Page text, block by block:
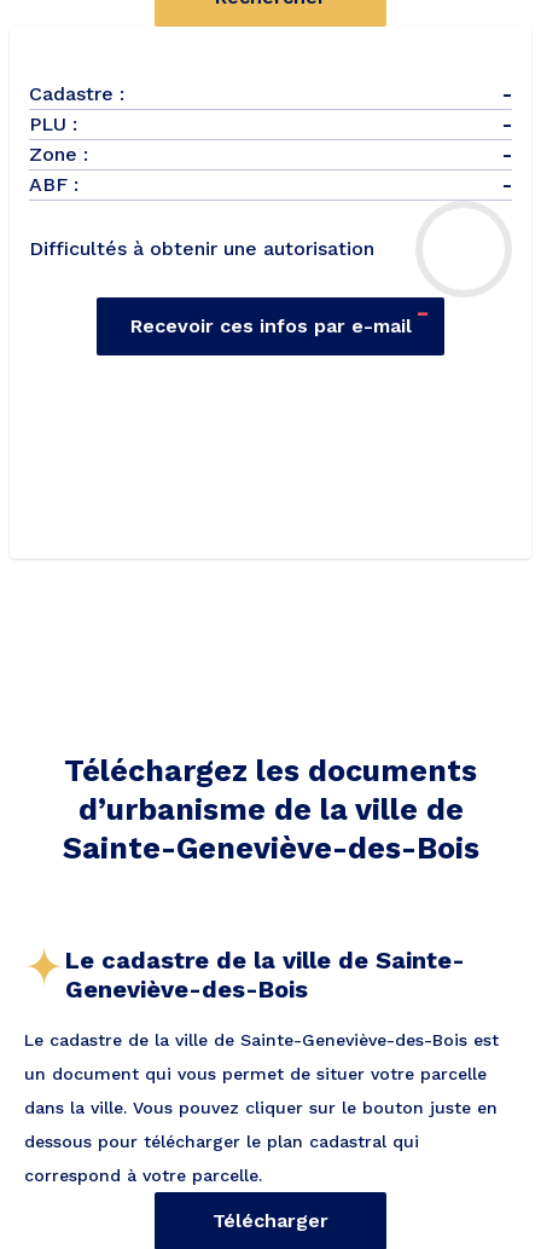
Cadastre :
-
PLU :
-
Zone :
-
ABF :
-
Difficultés à obtenir une autorisation
-
Recevoir ces infos par e-mail
Téléchargez les documents
d’urbanisme de la ville de
Sainte-Geneviève-des-Bois
Le cadastre de la ville de Sainte-
Geneviève-des-Bois
Le cadastre de la ville de Sainte-Geneviève-des-Bois est
un document qui vous permet de situer votre parcelle
dans la ville. Vous pouvez cliquer sur le bouton juste en
dessous pour télécharger le plan cadastral qui
correspond à votre parcelle.
Télécharger